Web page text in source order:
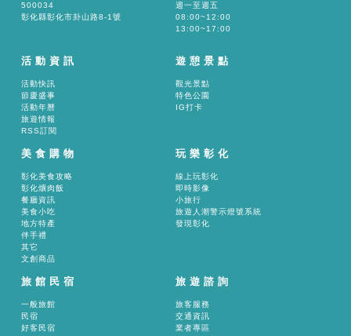
500034
彰化縣彰化市卦山路8-1號
週一至週五
08:00~12:00
13:00~17:00
活動資訊
活動快訊
節慶盛事
活動年曆
旅遊情報
RSS訂閱
遊憩景點
觀光景點
特色公園
IG打卡
美食購物
彰化美食攻略
彰化爌肉飯
餐廳資訊
美食小吃
地方特產
伴手禮
其它
文創商品
玩樂彰化
線上玩彰化
即時影像
小旅行
旅遊人潮警示燈號系統
發現彰化
旅館民宿
一般旅館
民宿
好客民宿
旅遊諮詢
旅客服務
交通資訊
業者專區